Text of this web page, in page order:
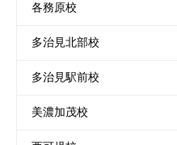
各務原校
多治見北部校
多治見駅前校
美濃加茂校